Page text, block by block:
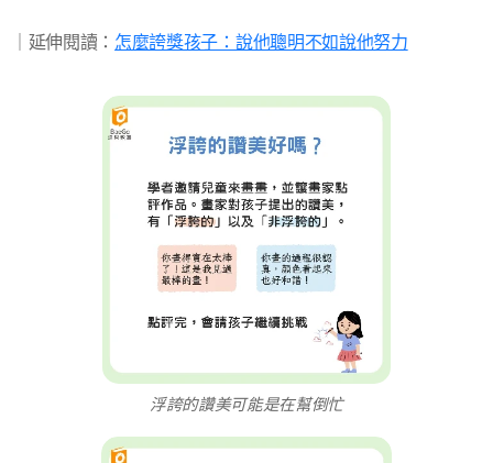
​｜延伸閱讀： 怎麼誇獎孩子：說他聰明不如說他努力
浮誇的讚美可能是在幫倒忙